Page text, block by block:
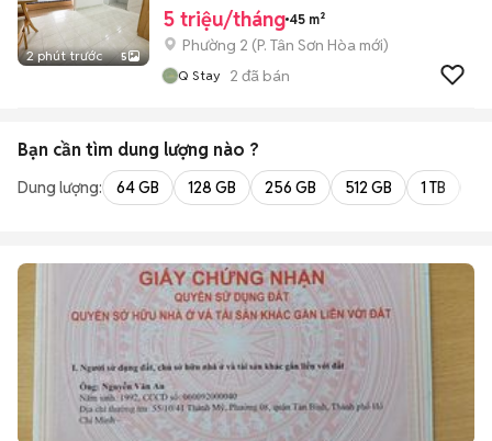
2 phút trước 5
5 triệu/tháng 45 m²
Phường 2 (P. Tân Sơn Hòa mới)
Q Stay 2 đã bán
Bạn cần tìm dung lượng nào ?
Dung lượng: 64 GB 128 GB 256 GB 512 GB 1 TB